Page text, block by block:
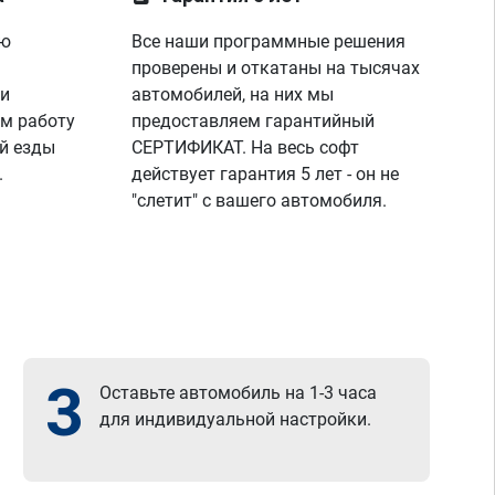
работу
езды
Все наши программные решения
проверены и откатаны на тысячах
автомобилей, на них мы
предоставляем гарантийный
СЕРТИФИКАТ. На весь софт
действует гарантия 5 лет - он не
"слетит" с вашего автомобиля.
3
Оставьте автомобиль на 1-3 часа
для индивидуальной настройки.